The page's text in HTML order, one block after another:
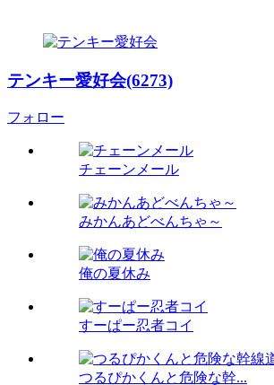
テンキー愛好会(6273)
フォロー
チェーンメール
みかんあどべんちゃ～
俺の夏休み
すーぱー忍者コイ
つるぴかくんと危険な幹...